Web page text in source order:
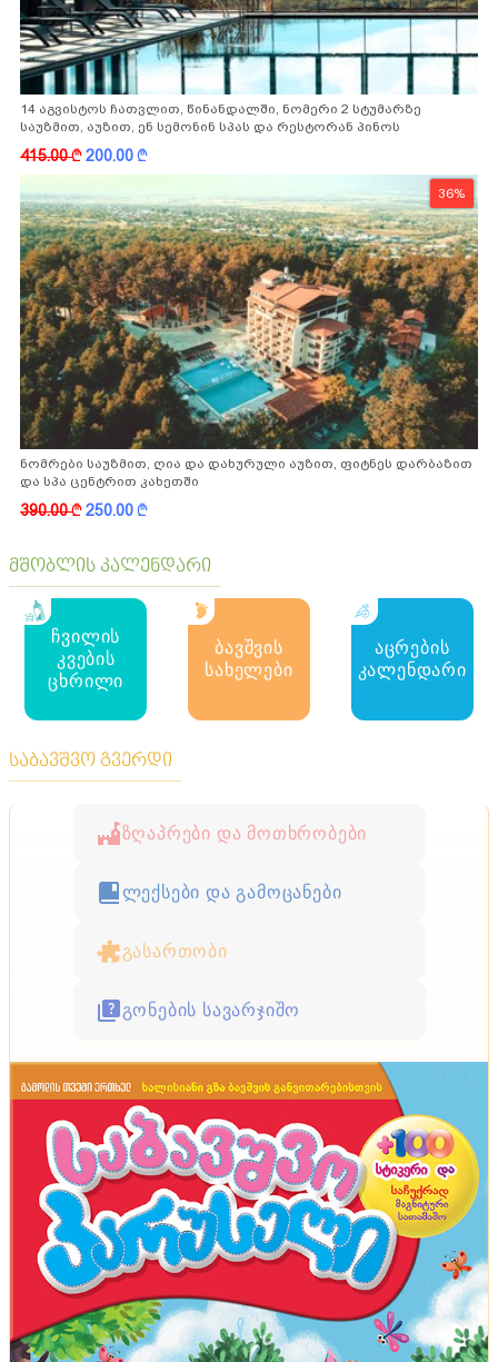
14 აგვისტოს ჩათვლით, წინანდალში, ნომერი 2 სტუმარზე
საუზმით, აუზით, ენ სემონინ სპას და რესტორან პინოს
ფასდაკლებით
415.00k200.00k
36%
ნომრები საუზმით, ღია და დახურული აუზით, ფიტნეს დარბაზით
და სპა ცენტრით კახეთში
390.00k250.00k
მშობლის კალენდარი
ჩვილის
კვების
ცხრილი
ბავშვის
სახელები
აცრების
კალენდარი
საბავშვო გვერდი
ზღაპრები და მოთხრობები
ლექსები და გამოცანები
გასართობი
გონების სავარჯიშო